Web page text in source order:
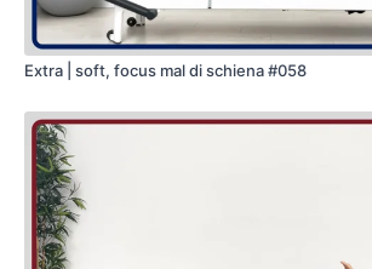
Extra | soft, focus mal di schiena #058